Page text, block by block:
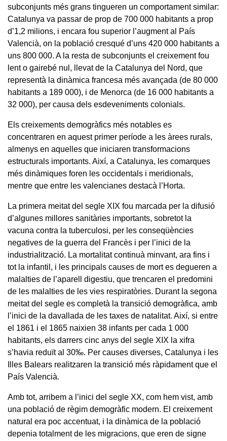
subconjunts més grans tingueren un comportament similar:
Catalunya va passar de prop de 700 000 habitants a prop
d’1,2 milions, i encara fou superior l’augment al País
Valencià, on la població cresqué d’uns 420 000 habitants a
uns 800 000. A la resta de subconjunts el creixement fou
lent o gairebé nul, llevat de la Catalunya del Nord, que
representà la dinàmica francesa més avançada (de 80 000
habitants a 189 000), i de Menorca (de 16 000 habitants a
32 000), per causa dels esdeveniments colonials.
Els creixements demogràfics més notables es
concentraren en aquest primer període a les àrees rurals,
almenys en aquelles que iniciaren transformacions
estructurals importants. Així, a Catalunya, les comarques
més dinàmiques foren les occidentals i meridionals,
mentre que entre les valencianes destacà l’Horta.
La primera meitat del segle XIX fou marcada per la difusió
d’algunes millores sanitàries importants, sobretot la
vacuna contra la tuberculosi, per les conseqüències
negatives de la guerra del Francès i per l’inici de la
industrialització. La mortalitat continuà minvant, ara fins i
tot la infantil, i les principals causes de mort es degueren a
malalties de l’aparell digestiu, que trencaren el predomini
de les malalties de les vies respiratòries. Durant la segona
meitat del segle es completà la transició demogràfica, amb
l’inici de la davallada de les taxes de natalitat. Així, si entre
el 1861 i el 1865 naixien 38 infants per cada 1 000
habitants, els darrers cinc anys del segle XIX la xifra
s’havia reduït al 30‰. Per causes diverses, Catalunya i les
Illes Balears realitzaren la transició més ràpidament que el
País Valencià.
Amb tot, arribem a l’inici del segle XX, com hem vist, amb
una població de règim demogràfic modern. El creixement
natural era poc accentuat, i la dinàmica de la població
depenia totalment de les migracions, que eren de signe